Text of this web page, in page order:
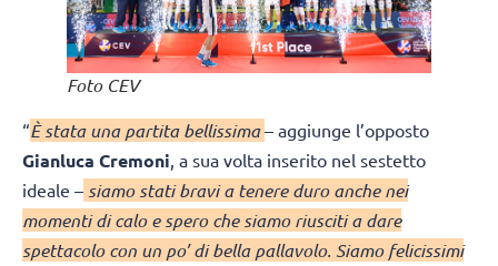
Foto CEV
“È stata una partita bellissima– aggiunge l’opposto
Gianluca Cremoni , a sua volta inserito nel sestetto
ideale – siamo stati bravi a tenere duro anche nei
momenti di calo e spero che siamo riusciti a dare
spettacolo con un po’ di bella pallavolo. Siamo felicissimi